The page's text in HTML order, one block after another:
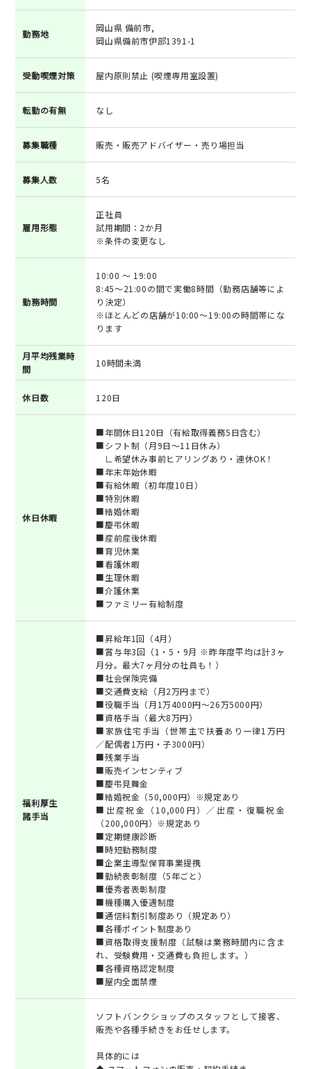
勤務地
岡山県 備前市,
岡山県備前市伊部1391-1
受動喫煙対策 屋内原則禁止 (喫煙専用室設置)
転勤の有無 なし
募集職種 販売・販売アドバイザー・売り場担当
募集人数 5名
雇用形態
正社員
試用期間：2か月
※条件の変更なし
勤務時間
10:00 ～ 19:00
8:45～21:00の間で実働8時間（勤務店舗等によ
り決定）
※ほとんどの店舗が10:00～19:00の時間帯にな
ります
月平均残業時
間
10時間未満
休日数 120日
休日休暇
■年間休日120日（有給取得義務5日含む）
■シフト制（月9日～11日休み）
∟希望休み事前ヒアリングあり・連休OK！
■年末年始休暇
■有給休暇（初年度10日）
■特別休暇
■結婚休暇
■慶弔休暇
■産前産後休暇
■育児休業
■看護休暇
■生理休暇
■介護休業
■ファミリー有給制度
福利厚生
諸手当
■昇給年1回（4月）
■賞与年3回（1・5・9月 ※昨年度平均は計3ヶ
月分。最大7ヶ月分の社員も！）
■社会保険完備
■交通費支給（月2万円まで）
■役職手当（月1万4000円～26万5000円）
■資格手当（最大8万円）
■家族住宅手当（世帯主で扶養あり一律1万円
／配偶者1万円・子3000円）
■残業手当
■販売インセンティブ
■慶弔見舞金
■結婚祝金（50,000円）※規定あり
■出産祝金（10,000円）／出産・復職祝金
（200,000円）※規定あり
■定期健康診断
■時短勤務制度
■企業主導型保育事業提携
■勤続表彰制度（5年ごと）
■優秀者表彰制度
■機種購入優遇制度
■通信料割引制度あり（規定あり）
■各種ポイント制度あり
■資格取得支援制度（試験は業務時間内に含ま
れ、受験費用・交通費も負担します。）
■各種資格認定制度
■屋内全面禁煙
ソフトバンクショップのスタッフとして接客、
販売や各種手続きをお任せします。
具体的には